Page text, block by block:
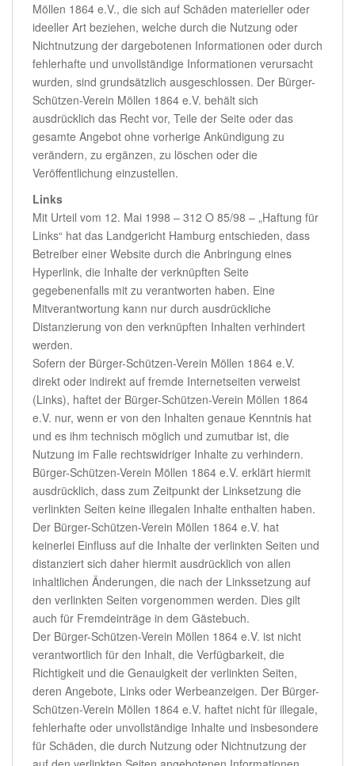
Möllen 1864 e.V., die sich auf Schäden materieller oder
ideeller Art beziehen, welche durch die Nutzung oder
Nichtnutzung der dargebotenen Informationen oder durch
fehlerhafte und unvollständige Informationen verursacht
wurden, sind grundsätzlich ausgeschlossen. Der Bürger-
Schützen-Verein Möllen 1864 e.V. behält sich
ausdrücklich das Recht vor, Teile der Seite oder das
gesamte Angebot ohne vorherige Ankündigung zu
verändern, zu ergänzen, zu löschen oder die
Veröffentlichung einzustellen.
Links
Mit Urteil vom 12. Mai 1998 – 312 O 85/98 – „Haftung für
Links“ hat das Landgericht Hamburg entschieden, dass
Betreiber einer Website durch die Anbringung eines
Hyperlink, die Inhalte der verknüpften Seite
gegebenenfalls mit zu verantworten haben. Eine
Mitverantwortung kann nur durch ausdrückliche
Distanzierung von den verknüpften Inhalten verhindert
werden.
Sofern der Bürger-Schützen-Verein Möllen 1864 e.V.
direkt oder indirekt auf fremde Internetseiten verweist
(Links), haftet der Bürger-Schützen-Verein Möllen 1864
e.V. nur, wenn er von den Inhalten genaue Kenntnis hat
und es ihm technisch möglich und zumutbar ist, die
Nutzung im Falle rechtswidriger Inhalte zu verhindern.
Bürger-Schützen-Verein Möllen 1864 e.V. erklärt hiermit
ausdrücklich, dass zum Zeitpunkt der Linksetzung die
verlinkten Seiten keine illegalen Inhalte enthalten haben.
Der Bürger-Schützen-Verein Möllen 1864 e.V. hat
keinerlei Einfluss auf die Inhalte der verlinkten Seiten und
distanziert sich daher hiermit ausdrücklich von allen
inhaltlichen Änderungen, die nach der Linkssetzung auf
den verlinkten Seiten vorgenommen werden. Dies gilt
auch für Fremdeinträge in dem Gästebuch.
Der Bürger-Schützen-Verein Möllen 1864 e.V. ist nicht
verantwortlich für den Inhalt, die Verfügbarkeit, die
Richtigkeit und die Genauigkeit der verlinkten Seiten,
deren Angebote, Links oder Werbeanzeigen. Der Bürger-
Schützen-Verein Möllen 1864 e.V. haftet nicht für illegale,
fehlerhafte oder unvollständige Inhalte und insbesondere
für Schäden, die durch Nutzung oder Nichtnutzung der